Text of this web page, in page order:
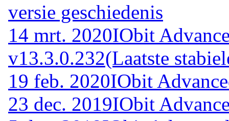
versie geschiedenis
14 mrt. 2020IObit
v13.3.0.232(Laatste
19 feb. 2020IObit
23 dec. 2019IObit